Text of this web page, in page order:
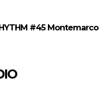
#45 Montemarco